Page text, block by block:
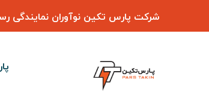
شرکت پارس تکین نوآوران نمایندگی